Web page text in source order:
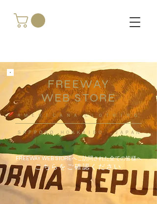
FREEWAY
WEB STORE
​ＡＭＥＲＩＣＡＮＡ ＣＬＯＴＨＩＮＧ
ＳＡＰＰＯＲＯ ＨＯＫＫＡＩＤＯ ，ＪＡＰＡＮ
FREEWAY WEB STOREへご訪問された全ての皆様へ
こちらをご確認ください